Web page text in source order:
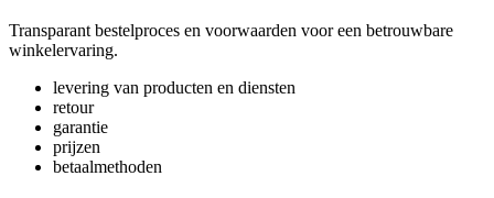
Transparant bestelproces en voorwaarden voor een betrouwbare
winkelervaring.
levering van producten en diensten
retour
garantie
prijzen
betaalmethoden